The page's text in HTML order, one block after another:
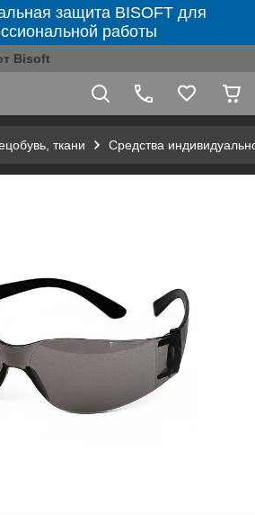
защита BISOFT для
работы
Bisoft
ткани Средства